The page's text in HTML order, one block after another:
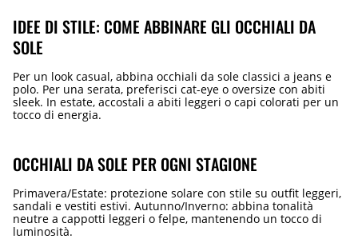
IDEE DI STILE: COME ABBINARE GLI OCCHIALI DA
SOLE
Per un look casual, abbina occhiali da sole classici a jeans e
polo. Per una serata, preferisci cat-eye o oversize con abiti
sleek. In estate, accostali a abiti leggeri o capi colorati per un
tocco di energia.
OCCHIALI DA SOLE PER OGNI STAGIONE
Primavera/Estate: protezione solare con stile su outfit leggeri,
sandali e vestiti estivi. Autunno/Inverno: abbina tonalità
neutre a cappotti leggeri o felpe, mantenendo un tocco di
luminosità.